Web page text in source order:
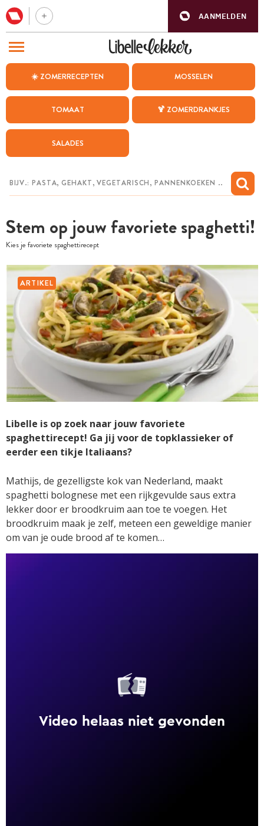
AANMELDEN
☀️ ZOMERRECEPTEN MOSSELEN
TOMAAT 🍹 ZOMERDRANKJES
SALADES
Stem op jouw favoriete spaghetti!
Kies je favoriete spaghettirecept
ARTIKEL
Libelle is op zoek naar jouw favoriete
spaghettirecept! Ga jij voor de topklassieker of
eerder een tikje Italiaans?
Mathijs, de gezelligste kok van Nederland, maakt
spaghetti bolognese met een rijkgevulde saus extra
lekker door er broodkruim aan toe te voegen. Het
broodkruim maak je zelf, meteen een geweldige manier
om van je oude brood af te komen…
BEZOEK ONZE ANDERE WEBSITES
WEEKMENU
CHAT MET MAIA
MIJN BEWAARDE RECEPTEN